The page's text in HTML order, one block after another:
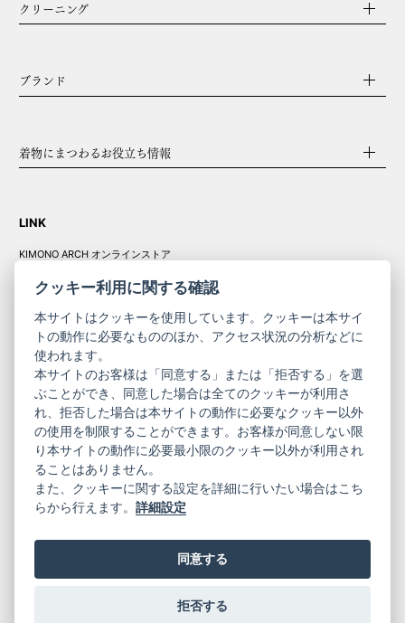
クリーニング
ブランド
着物にまつわるお役立ち情報
LINK
KIMONO ARCH オンラインストア
コーポレート
サイト
きものやまと振
袖
サイト
ニュースレター
ご利用案内
お問い合わせ
プライバシーポリシー
特定商取引法に基づく表記
ご利用規約
© 2019 YAMATO CO, LTD.
クッキー利用に関する確認
本サイトはクッキーを使用しています。クッキーは本サイ
トの動作に必要なもののほか、アクセス状況の分析などに
使われます。
本サイトのお客様は「同意する」または「拒否する」を選
ぶことができ、同意した場合は全てのクッキーが利用さ
れ、拒否した場合は本サイトの動作に必要なクッキー以外
の使用を制限することができます。お客様が同意しない限
り本サイトの動作に必要最小限のクッキー以外が利用され
ることはありません。
また、クッキーに関する設定を詳細に行いたい場合はこち
らから行えます。詳細設定
同意する
拒否する